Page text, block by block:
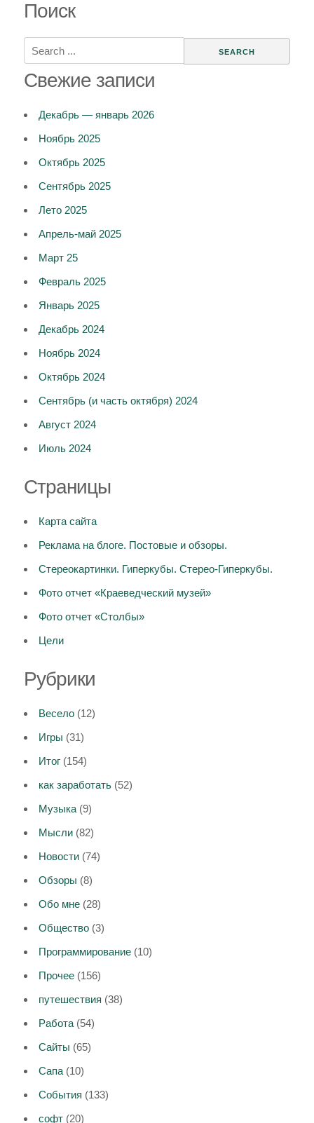
Поиск
Search
for:
Свежие записи
Декабрь — январь 2026
Ноябрь 2025
Октябрь 2025
Сентябрь 2025
Лето 2025
Апрель-май 2025
Март 25
Февраль 2025
Январь 2025
Декабрь 2024
Ноябрь 2024
Октябрь 2024
Сентябрь (и часть октября) 2024
Август 2024
Июль 2024
Страницы
Карта сайта
Реклама на блоге. Постовые и обзоры.
Стереокартинки. Гиперкубы. Стерео-Гиперкубы.
Фото отчет «Краеведческий музей»
Фото отчет «Столбы»
Цели
Рубрики
Весело(12)
Игры (31)
Итог(154)
как заработать(52)
Музыка(9)
Мысли(82)
Новости(74)
Обзоры (8)
Обо мне(28)
Общество(3)
Программирование(10)
Прочее(156)
путешествия (38)
Работа(54)
Сайты (65)
Сапа(10)
События (133)
софт(20)